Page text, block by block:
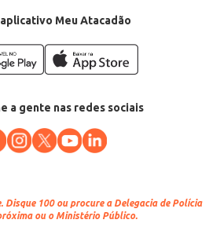
Meu Atacadão
a gente nas redes sociais
Disque 100 ou procure a Delegacia de Polícia
ou o Ministério Público.